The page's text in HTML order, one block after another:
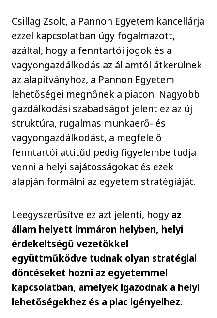
Csillag Zsolt, a Pannon Egyetem kancellárja
ezzel kapcsolatban úgy fogalmazott,
azáltal, hogy a fenntartói jogok és a
vagyongazdálkodás az államtól átkerülnek
az alapítványhoz, a Pannon Egyetem
lehetőségei megnőnek a piacon. Nagyobb
gazdálkodási szabadságot jelent ez az új
struktúra, rugalmas munkaerő- és
vagyongazdálkodást, a megfelelő
fenntartói attitűd pedig figyelembe tudja
venni a helyi sajátosságokat és ezek
alapján formálni az egyetem stratégiáját.
Leegyszerűsítve ez azt jelenti, hogy az
állam helyett immáron helyben, helyi
érdekeltségű vezetőkkel
együttműködve tudnak olyan stratégiai
döntéseket hozni az egyetemmel
kapcsolatban, amelyek igazodnak a helyi
lehetőségekhez és a piac igényeihez.